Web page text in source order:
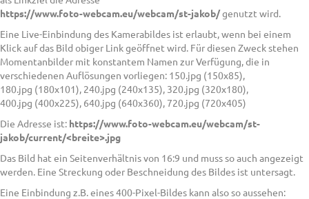
https://www.foto-webcam.eu/webcam/st-jakob/genutzt wird.
Eine Live-Einbindung des Kamerabildes ist erlaubt, wenn bei einem
Klick auf das Bild obiger Link geöffnet wird. Für diesen Zweck stehen
Momentanbilder mit konstantem Namen zur Verfügung, die in
verschiedenen Auflösungen vorliegen: 150.jpg (150x85),
180.jpg (180x101), 240.jpg (240x135), 320.jpg (320x180),
400.jpg (400x225), 640.jpg (640x360), 720.jpg (720x405)
Die Adresse ist: https://www.foto-webcam.eu/webcam/st-
jakob/current/<breite>.jpg
Das Bild hat ein Seitenverhältnis von 16:9 und muss so auch angezeigt
werden. Eine Streckung oder Beschneidung des Bildes ist untersagt.
Eine Einbindung z.B. eines 400-Pixel-Bildes kann also so aussehen: